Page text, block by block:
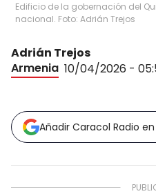
Edificio de la gobernación del
nacional. Foto: Adrián Trejos
Adrián Trejos
Armenia 10/04/2026 -
Añadir Caracol Radio